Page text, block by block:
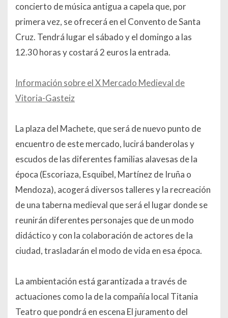
concierto de música antigua a capela que, por
primera vez, se ofrecerá en el Convento de Santa
Cruz. Tendrá lugar el sábado y el domingo a las
12.30 horas y costará 2 euros la entrada.
Información sobre el X Mercado Medieval de
Vitoria-Gasteiz
La plaza del Machete, que será de nuevo punto de
encuentro de este mercado, lucirá banderolas y
escudos de las diferentes familias alavesas de la
época (Escoriaza, Esquibel, Martínez de Iruña o
Mendoza), acogerá diversos talleres y la recreación
de una taberna medieval que será el lugar donde se
reunirán diferentes personajes que de un modo
didáctico y con la colaboración de actores de la
ciudad, trasladarán el modo de vida en esa época.
La ambientación está garantizada a través de
actuaciones como la de la compañía local Titania
Teatro que pondrá en escena El juramento del